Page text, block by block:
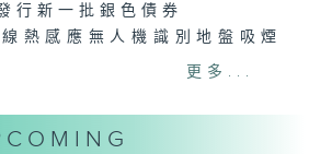
行新一批銀色債券
熱感應無人機識別地盤吸煙
更多...